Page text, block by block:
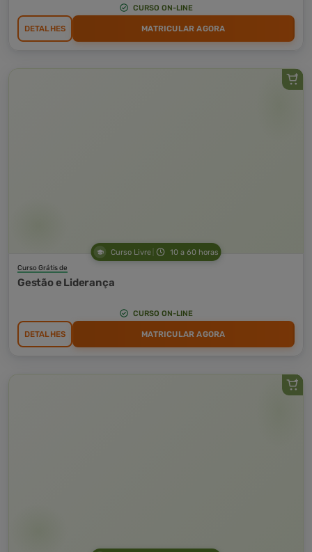
CURSO ON-LINE
DETALHES MATRICULAR AGORA
Curso Livre 10 a 60 horas
Curso Grátis de
Gestão e Liderança
CURSO ON-LINE
DETALHES MATRICULAR AGORA